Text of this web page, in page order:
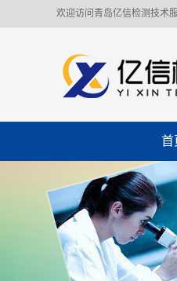
欢迎访问青岛亿信检测技术
首